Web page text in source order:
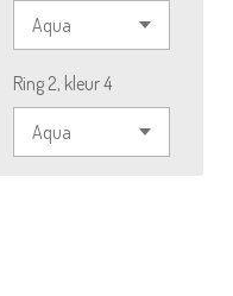
Ring 2, kleur 4